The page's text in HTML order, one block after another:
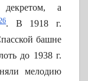
а
. В 1918 г.
башне
до 1938 г.
мелодию